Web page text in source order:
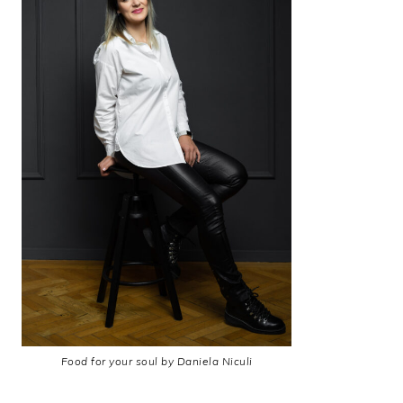
Food for your soul by Daniela Niculi